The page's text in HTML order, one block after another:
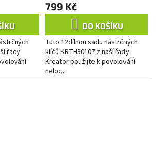
řady
799 Kč
DO KOŠÍKU
Tuto 12dílnou sadu nástrčných
klíčů KRTH30107 z naší řady
Kreator použijte k povolování
nebo...